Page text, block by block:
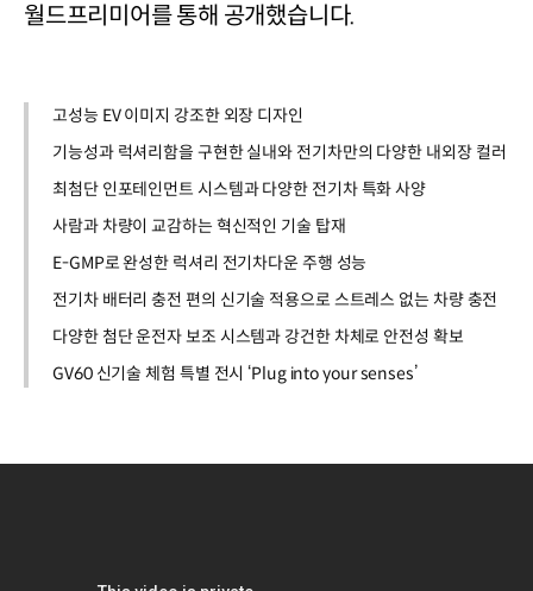
월드프리미어를 통해 공개했습니다.
고성능 EV 이미지 강조한 외장 디자인
기능성과 럭셔리함을 구현한 실내와 전기차만의 다양한 내외장 컬러
최첨단 인포테인먼트 시스템과 다양한 전기차 특화 사양
사람과 차량이 교감하는 혁신적인 기술 탑재
E-GMP로 완성한 럭셔리 전기차다운 주행 성능
전기차 배터리 충전 편의 신기술 적용으로 스트레스 없는 차량 충전
다양한 첨단 운전자 보조 시스템과 강건한 차체로 안전성 확보
GV60 신기술 체험 특별 전시 ‘Plug into your senses’